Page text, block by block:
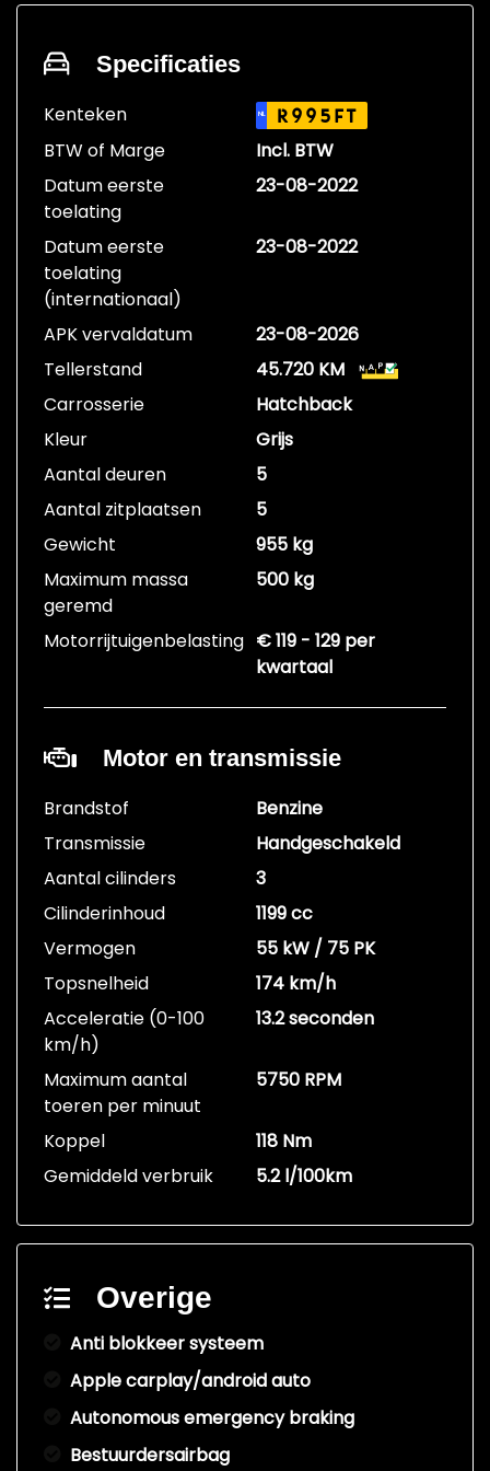
Specificaties
Kenteken NL R995FT
BTW of Marge
Incl. BTW
Datum eerste
toelating
23-08-2022
Datum eerste
toelating
(internationaal)
23-08-2022
APK vervaldatum
23-08-2026
Tellerstand
45.720 KM
Carrosserie
Hatchback
Kleur
Grijs
Aantal deuren
5
Aantal zitplaatsen
5
Gewicht
955 kg
Maximum massa
geremd
500 kg
Motorrijtuigenbelasting € 119 - 129 per
kwartaal
Motor en transmissie
Brandstof
Benzine
Transmissie
Handgeschakeld
Aantal cilinders
3
Cilinderinhoud
1199 cc
Vermogen
55 kW / 75 PK
Topsnelheid
174 km/h
Acceleratie (0-100
km/h)
13.2 seconden
Maximum aantal
toeren per minuut
5750 RPM
Koppel
118 Nm
Gemiddeld verbruik
5.2 l/100km
Overige
Anti blokkeer systeem
Apple carplay/android auto
Autonomous emergency braking
Bestuurdersairbag